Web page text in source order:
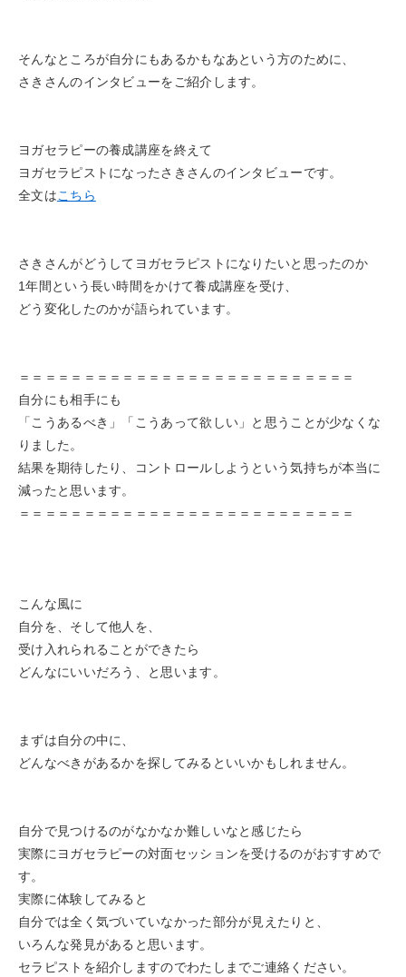
そんなところが自分にもあるかもなあという方のために、
さきさんのインタビューをご紹介します。
ヨガセラピーの養成講座を終えて
ヨガセラピストになったさきさんのインタビューです。
全文はこちら
さきさんがどうしてヨガセラピストになりたいと思ったのか
1年間という長い時間をかけて養成講座を受け、
どう変化したのかが語られています。
＝＝＝＝＝＝＝＝＝＝＝＝＝＝＝＝＝＝＝＝＝＝＝＝＝＝
自分にも相手にも
「こうあるべき」「こうあって欲しい」と思うことが少なくな
りました。
結果を期待したり、コントロールしようという気持ちが本当に
減ったと思います。
＝＝＝＝＝＝＝＝＝＝＝＝＝＝＝＝＝＝＝＝＝＝＝＝＝＝
こんな風に
自分を、そして他人を、
受け入れられることができたら
どんなにいいだろう、と思います。
まずは自分の中に、
どんなべきがあるかを探してみるといいかもしれません。
自分で見つけるのがなかなか難しいなと感じたら
実際にヨガセラピーの対面セッションを受けるのがおすすめで
す。
実際に体験してみると
自分では全く気づいていなかった部分が見えたりと、
いろんな発見があると思います。
セラピストを紹介しますのでわたしまでご連絡ください。